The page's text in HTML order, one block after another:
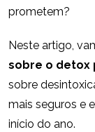
prometem?
Neste artigo,
sobre o detox
sobre
mais seguros e
início do ano.